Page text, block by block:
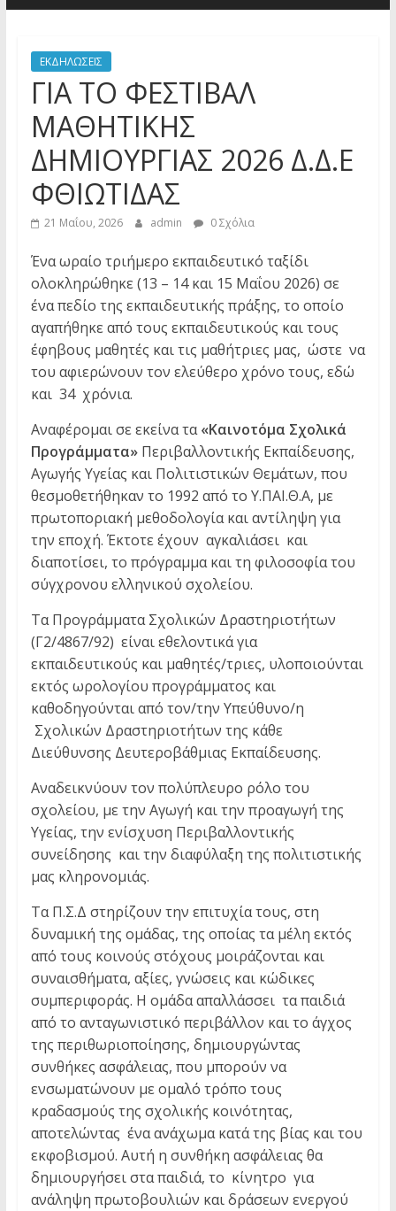
ΕΚΔΗΛΩΣΕΙΣ
ΓΙΑ ΤΟ ΦΕΣΤΙΒΑΛ
ΜΑΘΗΤΙΚΗΣ
ΔΗΜΙΟΥΡΓΙΑΣ 2026 Δ.Δ.Ε
ΦΘΙΩΤΙΔΑΣ
21 Μαΐου, 2026 admin 0 Σχόλια
Ένα ωραίο τριήμερο εκπαιδευτικό ταξίδι
ολοκληρώθηκε (13 – 14 και 15 Μαΐου 2026) σε
ένα πεδίο της εκπαιδευτικής πράξης, το οποίο
αγαπήθηκε από τους εκπαιδευτικούς και τους
έφηβους μαθητές και τις μαθήτριες μας, ώστε να
του αφιερώνουν τον ελεύθερο χρόνο τους, εδώ
και 34 χρόνια.
Αναφέρομαι σε εκείνα τα«Καινοτόμα Σχολικά
Προγράμματα»Περιβαλλοντικής Εκπαίδευσης,
Αγωγής Υγείας και Πολιτιστικών Θεμάτων, που
θεσμοθετήθηκαν το 1992 από το Υ.ΠΑΙ.Θ.Α, με
πρωτοποριακή μεθοδολογία και αντίληψη για
την εποχή. Έκτοτε έχουν αγκαλιάσει και
διαποτίσει, το πρόγραμμα και τη φιλοσοφία του
σύγχρονου ελληνικού σχολείου.
Τα Προγράμματα Σχολικών Δραστηριοτήτων
(Γ2/4867/92) είναι εθελοντικά για
εκπαιδευτικούς και μαθητές/τριες, υλοποιούνται
εκτός ωρολογίου προγράμματος και
καθοδηγούνται από τον/την Υπεύθυνο/η
Σχολικών Δραστηριοτήτων της κάθε
Διεύθυνσης Δευτεροβάθμιας Εκπαίδευσης.
Αναδεικνύουν τον πολύπλευρο ρόλο του
σχολείου, με την Αγωγή και την προαγωγή της
Υγείας, την ενίσχυση Περιβαλλοντικής
συνείδησης και την διαφύλαξη της πολιτιστικής
μας κληρονομιάς.
Τα Π.Σ.Δ στηρίζουν την επιτυχία τους, στη
δυναμική της ομάδας, της οποίας τα μέλη εκτός
από τους κοινούς στόχους μοιράζονται και
συναισθήματα, αξίες, γνώσεις και κώδικες
συμπεριφοράς. Η ομάδα απαλλάσσει τα παιδιά
από το ανταγωνιστικό περιβάλλον και το άγχος
της περιθωριοποίησης, δημιουργώντας
συνθήκες ασφάλειας, που μπορούν να
ενσωματώνουν με ομαλό τρόπο τους
κραδασμούς της σχολικής κοινότητας,
αποτελώντας ένα ανάχωμα κατά της βίας και του
εκφοβισμού. Αυτή η συνθήκη ασφάλειας θα
δημιουργήσει στα παιδιά, το κίνητρο για
ανάληψη πρωτοβουλιών και δράσεων ενεργού